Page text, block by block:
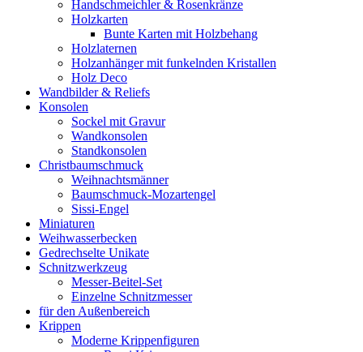
Handschmeichler & Rosenkränze
Holzkarten
Bunte Karten mit Holzbehang
Holzlaternen
Holzanhänger mit funkelnden Kristallen
Holz Deco
Wandbilder & Reliefs
Konsolen
Sockel mit Gravur
Wandkonsolen
Standkonsolen
Christbaumschmuck
Weihnachtsmänner
Baumschmuck-Mozartengel
Sissi-Engel
Miniaturen
Weihwasserbecken
Gedrechselte Unikate
Schnitzwerkzeug
Messer-Beitel-Set
Einzelne Schnitzmesser
für den Außenbereich
Krippen
Moderne Krippenfiguren